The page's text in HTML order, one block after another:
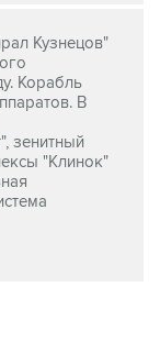
Кузнецов"
Корабль
В
зенитный
"Клинок"